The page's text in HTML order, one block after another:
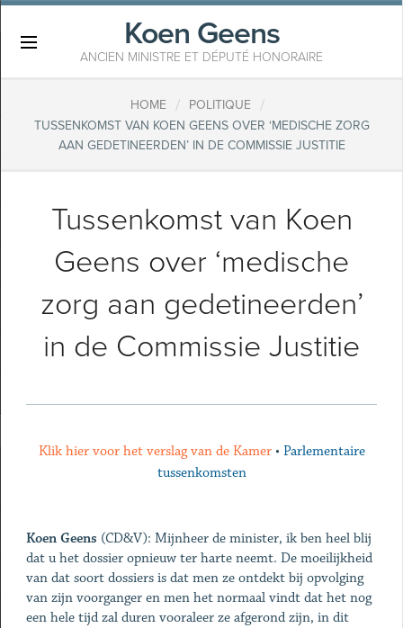
Koen Geens
ANCIEN MINISTRE ET DÉPUTÉ HONORAIRE
HOME / POLITIQUE /
TUSSENKOMST VAN KOEN GEENS OVER ‘MEDISCHE ZORG
AAN GEDETINEERDEN’ IN DE COMMISSIE JUSTITIE
Tussenkomst van Koen
Geens over ‘medische
zorg aan gedetineerden’
in de Commissie Justitie
Klik hier voor het verslag van de Kamer • Parlementaire
tussenkomsten
Koen Geens (CD&V): Mijnheer de minister, ik ben heel blij
dat u het dossier opnieuw ter harte neemt. De moeilijkheid
van dat soort dossiers is dat men ze ontdekt bij opvolging
van zijn voorganger en men het normaal vindt dat het nog
een hele tijd zal duren vooraleer ze afgerond zijn, in dit